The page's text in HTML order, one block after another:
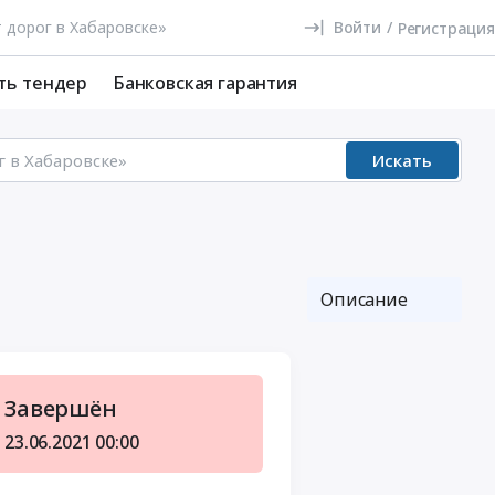
Войти / Регистрация
тендер Банковская гарантия
Искать
Завершён
23.06.2021 00:00
Описание